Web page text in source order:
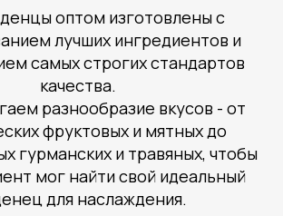
оптом изготовлены с
лучших ингредиентов и
самых строгих стандартов
качества.
разнообразие вкусов - от
фруктовых и мятных до
гурманских и травяных, чтобы
мог найти свой идеальный
для наслаждения.